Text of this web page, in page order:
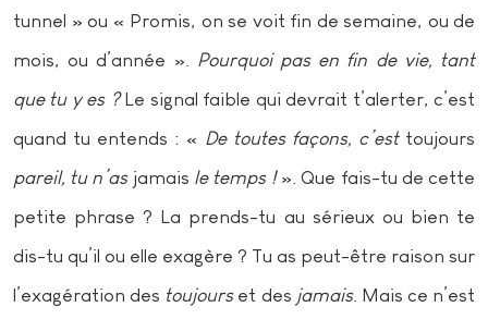
tunnel » ou « Promis, on se voit fin de semaine, ou de
mois, ou d’année ». Pourquoi pas en fin de vie, tant
que tu y es ?Le signal faible qui devrait t’alerter, c’est
quand tu entends : « De toutes façons, c’est toujours
pareil, tu n’as jamais le temps !». Que fais-tu de cette
petite phrase ? La prends-tu au sérieux ou bien te
dis-tu qu’il ou elle exagère ? Tu as peut-être raison sur
l’exagération des toujourset des jamais. Mais ce n’est